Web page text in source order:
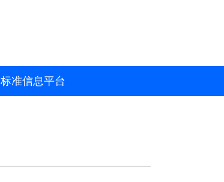
标准信息平台